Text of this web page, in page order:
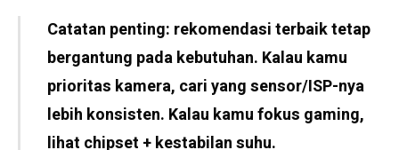
Catatan penting: rekomendasi terbaik tetap
bergantung pada kebutuhan. Kalau kamu
prioritas kamera, cari yang sensor/ISP-nya
lebih konsisten. Kalau kamu fokus gaming,
lihat chipset + kestabilan suhu.